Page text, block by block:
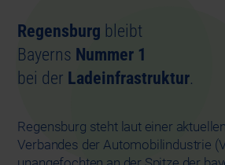
Regensburg bleibt
Bayerns Nummer 1
bei der Ladeinfrastruktur.
Regensburg steht laut einer
Verbandes der Automobilindustrie